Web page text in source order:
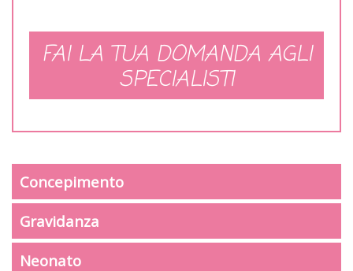
FAI LA TUA DOMANDA AGLI
SPECIALISTI
Concepimento
Gravidanza
Neonato